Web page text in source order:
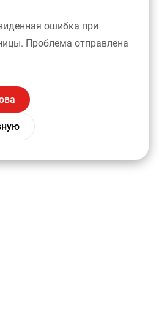
ошибка при
Проблема отправлена